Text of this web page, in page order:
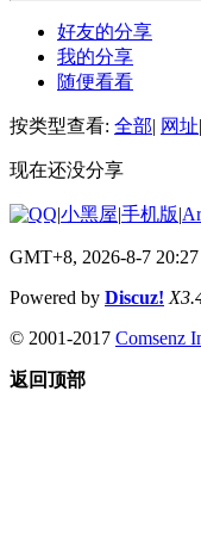
好友的分享
我的分享
随便看看
按类型查看: 全部| 网址|
现在还没分享
|小黑屋|手机版|
GMT+8, 2026-8-7 20:27
Powered by Discuz!
© 2001-2017 Comsenz
返回顶部